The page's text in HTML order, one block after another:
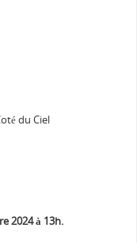
du Ciel
2024 à 13h.